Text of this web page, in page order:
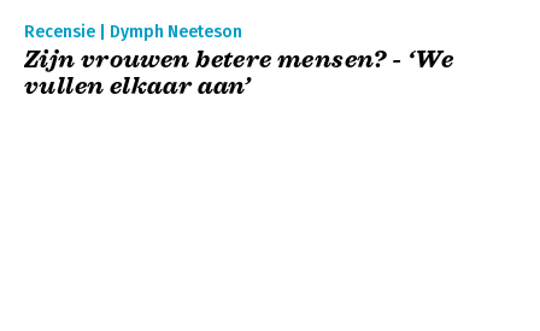
Recensie | Dymph Neeteson
Zijn vrouwen betere mensen? - ‘We
vullen elkaar aan’